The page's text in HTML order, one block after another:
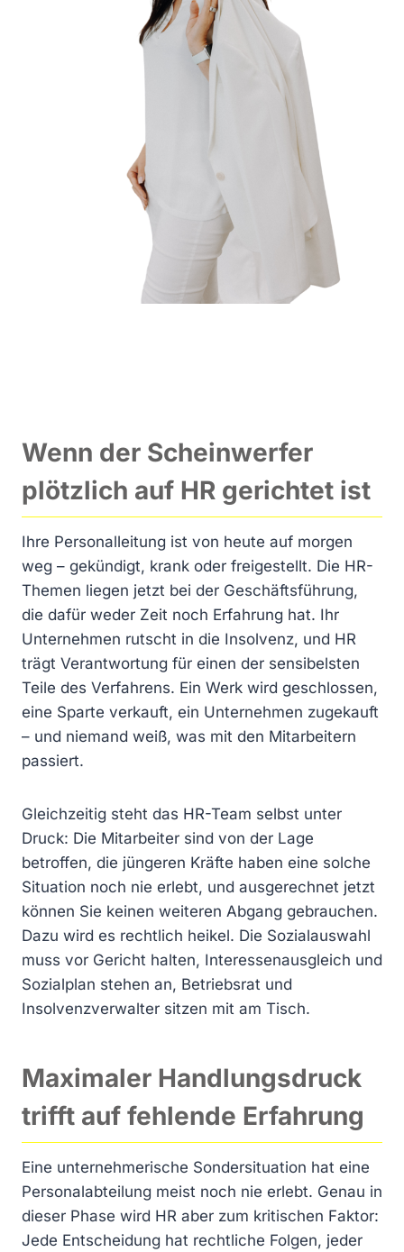
Wenn der Scheinwerfer
plötzlich auf HR gerichtet ist
Ihre Personalleitung ist von heute auf morgen
weg – gekündigt, krank oder freigestellt. Die HR-
Themen liegen jetzt bei der Geschäftsführung,
die dafür weder Zeit noch Erfahrung hat. Ihr
Unternehmen rutscht in die Insolvenz, und HR
trägt Verantwortung für einen der sensibelsten
Teile des Verfahrens. Ein Werk wird geschlossen,
eine Sparte verkauft, ein Unternehmen zugekauft
– und niemand weiß, was mit den Mitarbeitern
passiert.
Gleichzeitig steht das HR-Team selbst unter
Druck: Die Mitarbeiter sind von der Lage
betroffen, die jüngeren Kräfte haben eine solche
Situation noch nie erlebt, und ausgerechnet jetzt
können Sie keinen weiteren Abgang gebrauchen.
Dazu wird es rechtlich heikel. Die Sozialauswahl
muss vor Gericht halten, Interessenausgleich und
Sozialplan stehen an, Betriebsrat und
Insolvenzverwalter sitzen mit am Tisch.
Maximaler Handlungsdruck
trifft auf fehlende Erfahrung
Eine unternehmerische Sondersituation hat eine
Personalabteilung meist noch nie erlebt. Genau in
dieser Phase wird HR aber zum kritischen Faktor:
Jede Entscheidung hat rechtliche Folgen, jeder